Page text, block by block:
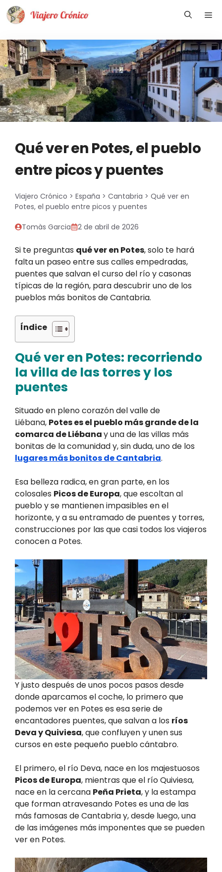
Saltar
Qué ver en Potes, el pueblo
entre picos y puentes
Viajero Crónico > España > Cantabria > Qué ver en
Potes, el pueblo entre picos y puentes
Tomàs Garcia 2 de abril de 2026
Si te preguntas qué ver en Potes, solo te hará
falta un paseo entre sus calles empedradas,
puentes que salvan el curso del río y casonas
típicas de la región, para descubrir uno de los
pueblos más bonitos de Cantabria.
Índice
Qué ver en Potes: recorriendo
la villa de las torres y los
puentes
Situado en pleno corazón del valle de
Liébana, Potes es el pueblo más grande de la
comarca de Liébanay una de las villas más
bonitas de la comunidad y, sin duda, uno de los
lugares más bonitos de Cantabria.
Esa belleza radica, en gran parte, en los
colosales Picos de Europa, que escoltan al
pueblo y se mantienen impasibles en el
horizonte, y a su entramado de puentes y torres,
construcciones por las que casi todos los viajeros
conocen a Potes.
Y justo después de unos pocos pasos desde
donde aparcamos el coche, lo primero que
podemos ver en Potes es esa serie de
encantadores puentes, que salvan a los ríos
Deva y Quiviesa, que confluyen y unen sus
cursos en este pequeño pueblo cántabro.
El primero, el río Deva, nace en los majestuosos
Picos de Europa, mientras que el río Quiviesa,
nace en la cercana Peña Prieta, y la estampa
que forman atravesando Potes es una de las
más famosas de Cantabria y, desde luego, una
de las imágenes más imponentes que se pueden
ver en Potes.